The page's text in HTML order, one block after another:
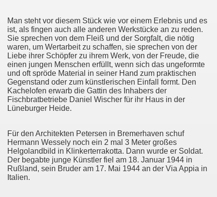
Man steht vor diesem Stück wie vor einem Erlebnis und es
ist, als fingen auch alle anderen Werkstücke an zu reden.
Sie sprechen von dem Fleiß und der Sorgfalt, die nötig
waren, um Wertarbeit zu schaffen, sie sprechen von der
Liebe ihrer Schöpfer zu ihrem Werk, von der Freude, die
einen jungen Menschen erfüllt, wenn sich das ungeformte
und oft spröde Material in seiner Hand zum praktischen
Gegenstand oder zum künstlerischen Einfall formt. Den
Kachelofen erwarb die Gattin des Inhabers der
Fischbratbetriebe Daniel Wischer für ihr Haus in der
Lüneburger Heide.
Für den Architekten Petersen in Bremerhaven schuf
Hermann Wessely noch ein 2 mal 3 Meter großes
Helgolandbild in Klinkerterrakotta. Dann wurde er Soldat.
Der begabte junge Künstler fiel am 18. Januar 1944 in
Rußland, sein Bruder am 17. Mai 1944 an der Via Appia in
Italien.